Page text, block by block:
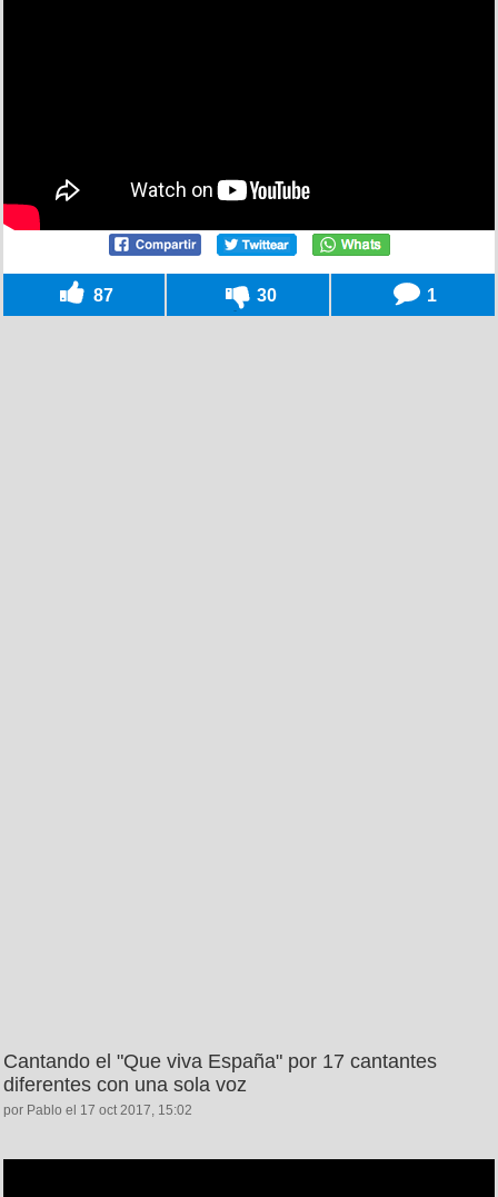
87 30 1
Cantando el "Que viva España" por 17 cantantes
diferentes con una sola voz
por Pablo el 17 oct 2017, 15:02